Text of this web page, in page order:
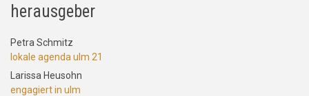
herausgeber
Petra Schmitz
lokale agenda ulm 21
Larissa Heusohn
engagiert in ulm